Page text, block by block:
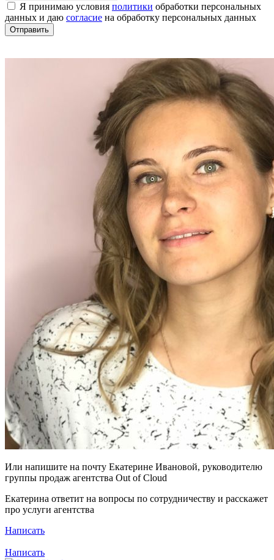
Я принимаю условия политики обработки персональных
данных и даю согласие на обработку персональных данных
Отправить
Или напишите на почту Екатерине Ивановой, руководителю
группы продаж агентства Out of Cloud
Екатерина ответит на вопросы по сотрудничеству и расскажет
про услуги агентства
Написать
Написать